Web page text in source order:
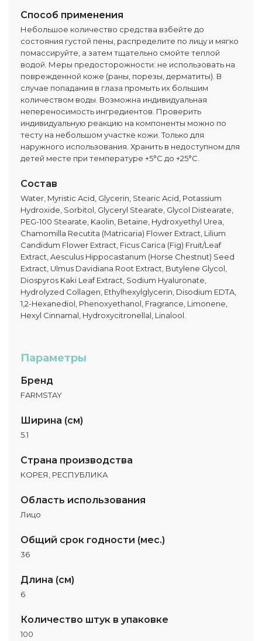
Способ применения
Небольшое количество средства взбейте до
состояния густой пены, распределите по лицу и мягко
помассируйте, а затем тщательно смойте теплой
водой. Меры предосторожности: не использовать на
поврежденной коже (раны, порезы, дерматиты). В
случае попадания в глаза промыть их большим
количеством воды. Возможна индивидуальная
непереносимость ингредиентов. Проверить
индивидуальную реакцию на компоненты можно по
тесту на небольшом участке кожи. Только для
наружного использования. Хранить в недоступном для
детей месте при температуре +5°C до +25°C.
Состав
Water, Myristic Acid, Glycerin, Stearic Acid, Potassium
Hydroxide, Sorbitol, Glyceryl Stearate, Glycol Distearate,
PEG-100 Stearate, Kaolin, Betaine, Hydroxyethyl Urea,
Chamomilla Recutita (Matricaria) Flower Extract, Lilium
Candidum Flower Extract, Ficus Carica (Fig) Fruit/Leaf
Extract, Aesculus Hippocastanum (Horse Chestnut) Seed
Extract, Ulmus Davidiana Root Extract, Butylene Glycol,
Diospyros Kaki Leaf Extract, Sodium Hyaluronate,
Hydrolyzed Collagen, Ethylhexylglycerin, Disodium EDTA,
1,2-Hexanediol, Phenoxyethanol, Fragrance, Limonene,
Hexyl Cinnamal, Hydroxycitronellal, Linalool.
Параметры
Бренд
FARMSTAY
Ширина (см)
5.1
Страна производства
КОРЕЯ, РЕСПУБЛИКА
Область использования
Лицо
Общий срок годности (мес.)
36
Длина (см)
6
Количество штук в упаковке
100